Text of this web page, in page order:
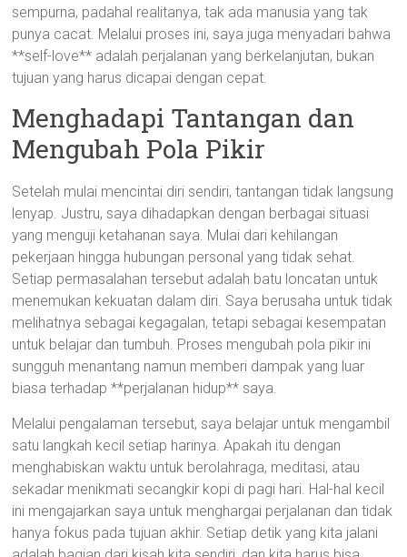
sempurna, padahal realitanya, tak ada manusia yang tak
punya cacat. Melalui proses ini, saya juga menyadari bahwa
**self-love** adalah perjalanan yang berkelanjutan, bukan
tujuan yang harus dicapai dengan cepat.
Menghadapi Tantangan dan
Mengubah Pola Pikir
Setelah mulai mencintai diri sendiri, tantangan tidak langsung
lenyap. Justru, saya dihadapkan dengan berbagai situasi
yang menguji ketahanan saya. Mulai dari kehilangan
pekerjaan hingga hubungan personal yang tidak sehat.
Setiap permasalahan tersebut adalah batu loncatan untuk
menemukan kekuatan dalam diri. Saya berusaha untuk tidak
melihatnya sebagai kegagalan, tetapi sebagai kesempatan
untuk belajar dan tumbuh. Proses mengubah pola pikir ini
sungguh menantang namun memberi dampak yang luar
biasa terhadap **perjalanan hidup** saya.
Melalui pengalaman tersebut, saya belajar untuk mengambil
satu langkah kecil setiap harinya. Apakah itu dengan
menghabiskan waktu untuk berolahraga, meditasi, atau
sekadar menikmati secangkir kopi di pagi hari. Hal-hal kecil
ini mengajarkan saya untuk menghargai perjalanan dan tidak
hanya fokus pada tujuan akhir. Setiap detik yang kita jalani